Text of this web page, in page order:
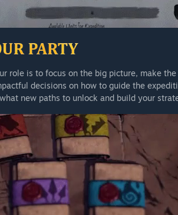
role is to focus on the big picture, make
decisions on how to guide the
new paths to unlock and build your